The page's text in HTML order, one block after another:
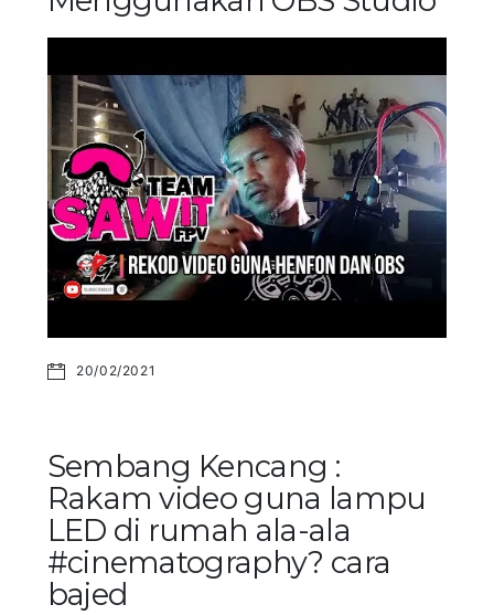
20/02/2021
Sembang Kencang :
Rakam video guna lampu
LED di rumah ala-ala
#cinematography? cara
bajed